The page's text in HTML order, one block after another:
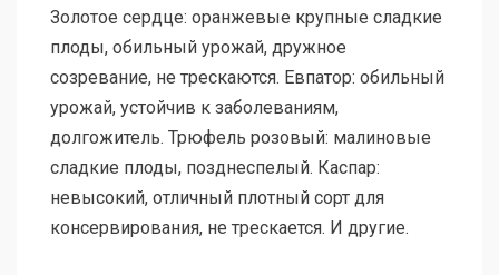
Золотое сердце: оранжевые крупные сладкие
плоды, обильный урожай, дружное
созревание, не трескаются. Евпатор: обильный
урожай, устойчив к заболеваниям,
долгожитель. Трюфель розовый: малиновые
сладкие плоды, позднеспелый. Каспар:
невысокий, отличный плотный сорт для
консервирования, не трескается. И другие.